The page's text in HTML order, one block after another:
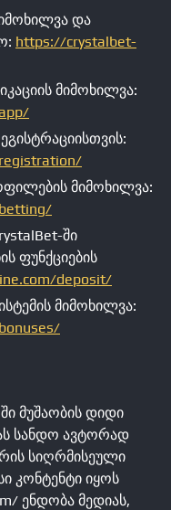
და
https://crystalbet-
მიმოხილვა:
მიმოხილვა:
ში
ფუნქციების
deposit/
მიმოხილვა:
მუშაობის დიდი
სანდო ავტორად
სიღრმისეული
კონტენტი იყოს
ენდობა მედიას,